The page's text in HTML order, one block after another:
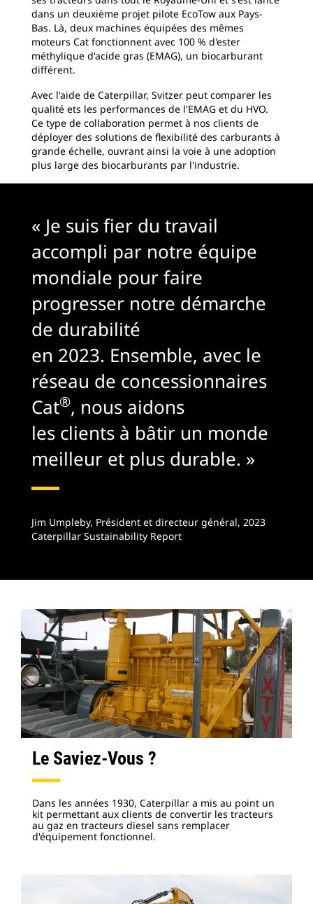
dans un deuxième projet pilote EcoTow aux Pays-
Bas. Là, deux machines équipées des mêmes
moteurs Cat fonctionnent avec 100 % d'ester
méthylique d'acide gras (EMAG), un biocarburant
différent.
Avec l'aide de Caterpillar, Svitzer peut comparer les
qualité ets les performances de l'EMAG et du HVO.
Ce type de collaboration permet à nos clients de
déployer des solutions de flexibilité des carburants à
grande échelle, ouvrant ainsi la voie à une adoption
plus large des biocarburants par l'industrie.
« Je suis fier du travail
accompli par notre équipe
mondiale pour faire
progresser notre démarche
de durabilité
en 2023. Ensemble, avec le
réseau de concessionnaires
Cat®, nous aidons
les clients à bâtir un monde
meilleur et plus durable. »
Jim Umpleby, Président et directeur général, 2023
Caterpillar Sustainability Report
Le Saviez-Vous ?
Dans les années 1930, Caterpillar a mis au point un
kit permettant aux clients de convertir les tracteurs
au gaz en tracteurs diesel sans remplacer
d'équipement fonctionnel.